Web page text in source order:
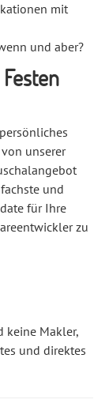
mit
und aber?
unserer
und
für Ihre
zu
keine Makler,
und direktes